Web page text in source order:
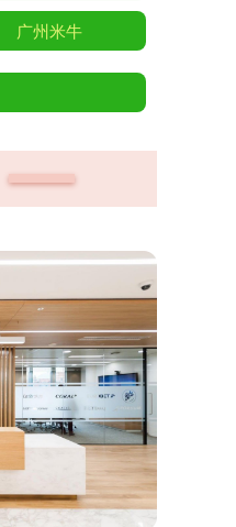
广州米牛